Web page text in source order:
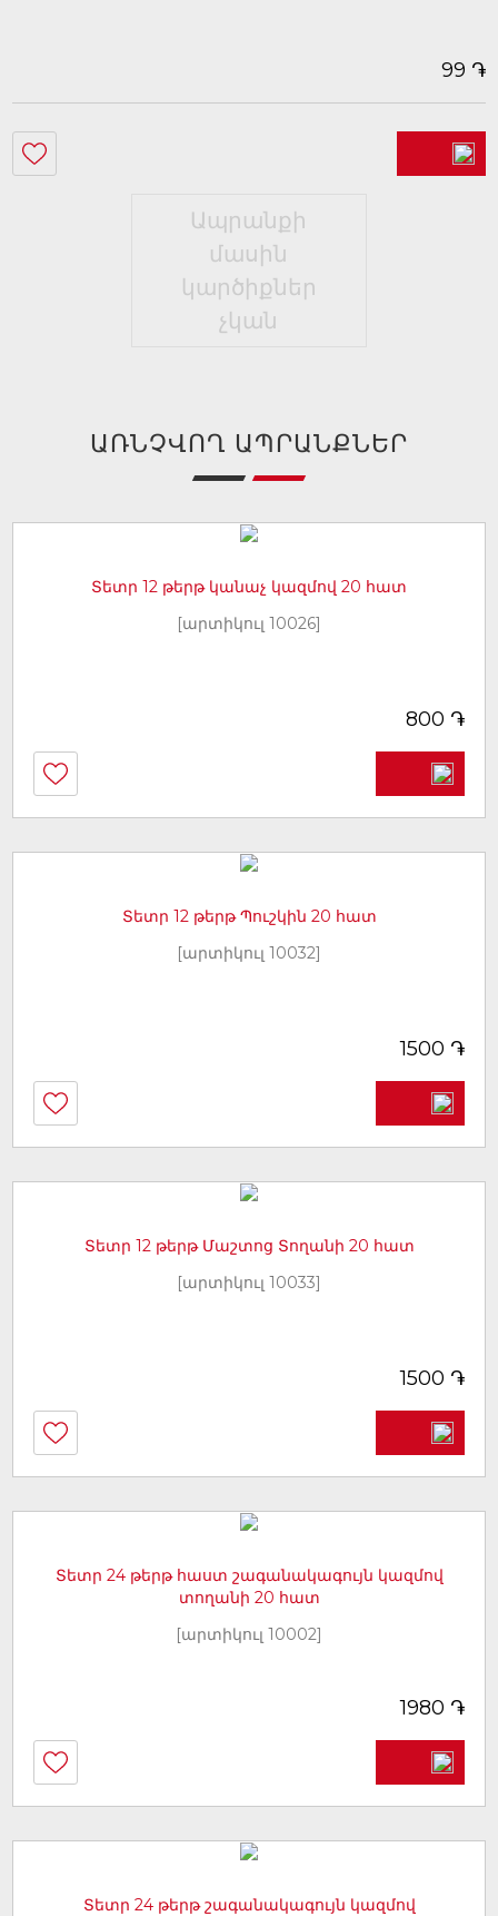
99 ֏
Ապրանքի
մասին
կարծիքներ
չկան
ԱՌՆՉՎՈՂ ԱՊՐԱՆՔՆԵՐ
Տետր 12 թերթ կանաչ կազմով 20 հատ
[արտիկուլ 10026]
800 ֏
Տետր 12 թերթ Պուշկին 20 հատ
[արտիկուլ 10032]
1500 ֏
Տետր 12 թերթ Մաշտոց Տողանի 20 հատ
[արտիկուլ 10033]
1500 ֏
Տետր 24 թերթ հաստ շագանակագույն կազմով
տողանի 20 հատ
[արտիկուլ 10002]
1980 ֏
Տետր 24 թերթ շագանակագույն կազմով